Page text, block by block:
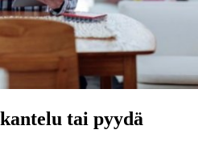
tai pyydä